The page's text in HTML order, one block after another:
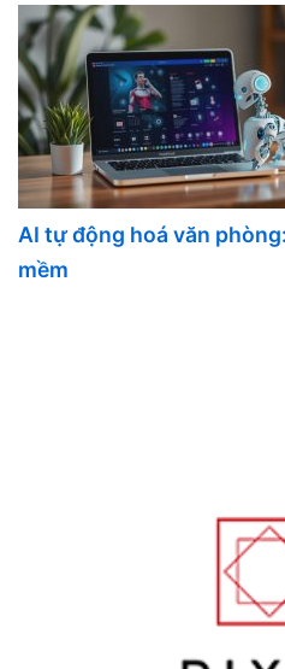
AI tự động hoá văn
mềm